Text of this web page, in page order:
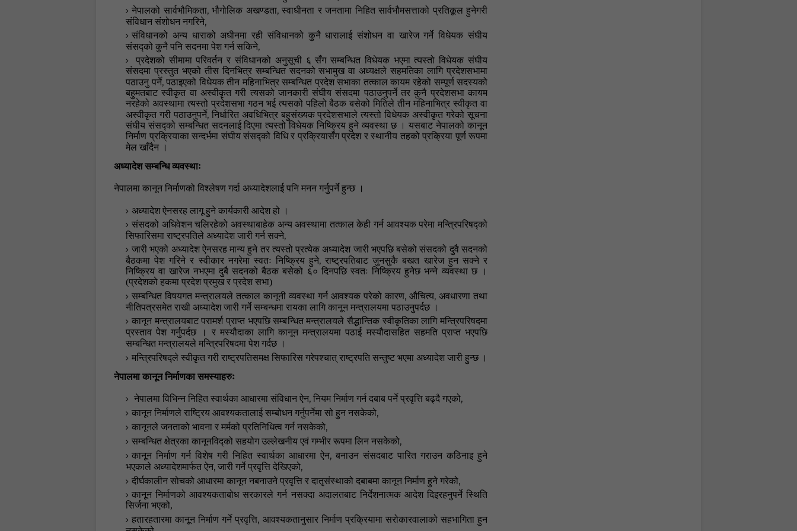
नेपालको सार्वभौमिकता, भौगोलिक अखण्डता, स्वाधीनता र जनतामा निहित सार्वभौमसत्ताको प्रतिकूल हुनेगरी
संविधान संशोधन नगरिने,
संविधानको अन्य धाराको अधीनमा रही संविधानको कुनै धारालाई संशोधन वा खारेज गर्ने विधेयक संघीय
संसद्को कुनै पनि सदनमा पेश गर्न सकिने,
प्रदेशको सीमामा परिवर्तन र संविधानको अनुसूची ६ सँग सम्बन्धित विधेयक भएमा त्यस्तो विधेयक संघीय
संसदमा प्रस्तुत भएको तीस दिनभित्र सम्बन्धित सदनको सभामुख वा अध्यक्षले सहमतिका लागि प्रदेशसभामा
पठाउनु पर्ने,पठाइएको विधेयक तीन महिनाभित्र सम्बन्धित प्रदेश सभाका तत्काल कायम रहेको सम्पूर्ण सदस्यको
बहुमतबाट स्वीकृत वा अस्वीकृत गरी त्यसको जानकारी संघीय संसदमा पठाउनुपर्ने तर कुनै प्रदेशसभा कायम
नरहेको अवस्थामा त्यस्तो प्रदेशसभा गठन भई त्यसको पहिलो बैठक बसेको मितिले तीन महिनाभित्र स्वीकृत वा
अस्वीकृत गरी पठाउनुपर्ने, निर्धारित अवधिभित्र बहुसंख्यक प्रदेशसभाले त्यस्तो विधेयक अस्वीकृत गरेको सूचना
संघीय संसद्को सम्बन्धित सदनलाई दिएमा त्यस्तो विधेयक निष्क्रिय हुने व्यवस्था छ । यसबाट नेपालको कानून
निर्माण प्रक्रियाका सन्दर्भमा संघीय संसद्को विधि र प्रक्रियासँग प्रदेश र स्थानीय तहको प्रक्रिया पूर्ण रूपमा
मेल खाँदैन ।
अध्यादेश सम्बन्धि व्यवस्थाः
नेपालमा कानून निर्माणको विश्लेषण गर्दा अध्यादेशलाई पनि मनन गर्नुपर्ने हुन्छ ।
अध्यादेश ऐनसरह लागू हुने कार्यकारी आदेश हो ।
संसदको अधिवेशन चलिरहेको अवस्थाबाहेक अन्य अवस्थामा तत्काल केही गर्न आवश्यक परेमा मन्त्रिपरिषद्को
सिफारिसमा राष्ट्रपतिले अध्यादेश जारी गर्न सक्ने,
जारी भएको अध्यादेश ऐनसरह मान्य हुने तर त्यस्तो प्रत्येक अध्यादेश जारी भएपछि बसेको संसदको दुवै सदनको
बैठकमा पेश गरिने र स्वीकार नगरेमा स्वतः निष्क्रिय हुने,राष्ट्रपतिबाट जुनसुकै बखत खारेज हुन सक्ने र
निष्क्रिय वा खारेज नभएमा दुबै सदनको बैठक बसेको ६० दिनपछि स्वतः निष्क्रिय हुनेछ भन्ने व्यवस्था छ ।
(प्रदेशको हकमा प्रदेश प्रमुख र प्रदेश सभा)
सम्बन्धित विषयगत मन्त्रालयले तत्काल कानूनी व्यवस्था गर्न आवश्यक परेको कारण, औचित्य, अवधारणा तथा
नीतिपत्रसमेत राखी अध्यादेश जारी गर्ने सम्बन्धमा रायका लागि कानून मन्त्रालयमा पठाउनुपर्दछ ।
कानून मन्त्रालयबाट परामर्श प्राप्त भएपछि सम्बन्धित मन्त्रालयले सैद्धान्तिक स्वीकृतिका लागि मन्त्रिपरिषदमा
प्रस्ताव पेश गर्नुपर्दछ
। र मस्यौदाका लागि कानून मन्त्रालयमा पठाई मस्यौदासहित सहमति प्राप्त भएपछि
सम्बन्धित मन्त्रालयले मन्त्रिपरिषदमा पेश गर्दछ ।
मन्त्रिपरिषद्ले स्वीकृत गरी राष्ट्रपतिसमक्ष सिफारिस गरेपश्चात् राष्ट्रपति सन्तुष्ट भएमा अध्यादेश जारी हुन्छ ।
नेपालमा कानून निर्माणका समस्याहरुः
नेपालमा विभिन्न निहित स्वार्थका आधारमा संविधान ऐन, नियम निर्माण गर्न दबाब पर्ने प्रवृत्ति बढ्दै गएको,
कानून निर्माणले राष्ट्रिय आवश्यकतालाई सम्बोधन गर्नुपर्नेमा सो हुन नसकेको,
कानूनले जनताको भावना र मर्मको प्रतिनिधित्व गर्न नसकेको,
सम्बन्धित क्षेत्रका कानूनविद्को सहयोग उल्लेखनीय एवं गम्भीर रूपमा लिन नसकेको,
कानून निर्माण गर्न विशेष गरी निहित स्वार्थका आधारमा ऐन, बनाउन संसदबाट पारित गराउन कठिनाइ हुने
भएकाले अध्यादेशमार्फत ऐन, जारी गर्ने प्रवृत्ति देखिएको,
दीर्घकालीन सोचको आधारमा कानून नबनाउने प्रवृत्ति र दातृसंस्थाको दबाबमा कानून निर्माण हुने गरेको,
कानून निर्माणको आवश्यकताबोध सरकारले गर्न नसक्दा अदालतबाट निर्देशनात्मक आदेश दिइरहनुपर्ने स्थिति
सिर्जना भएको,
हतारहतारमा कानून निर्माण गर्ने प्रवृत्ति, आवश्यकतानुसार निर्माण प्रक्रियामा सरोकारवालाको सहभागिता हुन